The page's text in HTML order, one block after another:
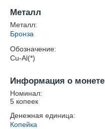
Металл
Металл:
Бронза
Обозначение:
Cu-Al(*)
Информация о монете
Номинал:
5 копеек
Денежная единица:
Копейка